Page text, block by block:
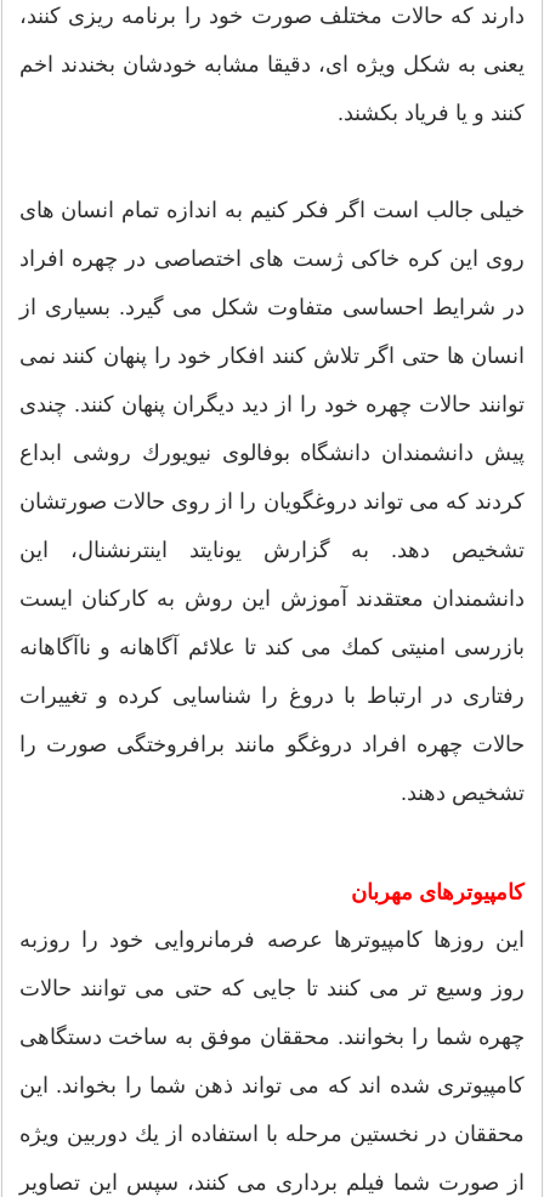
دارند كه حالات مختلف صورت خود را برنامه ریزی كنند،
یعنی به شكل ویژه ای، دقیقا مشابه خودشان بخندند اخم
كنند و یا فریاد بكشند.
خیلی جالب است اگر فكر كنیم به اندازه تمام انسان های
روی این كره خاكی ژست های اختصاصی در چهره افراد
در شرایط احساسی متفاوت شكل می گیرد. بسیاری از
انسان ها حتی اگر تلاش كنند افكار خود را پنهان كنند نمی
توانند حالات چهره خود را از دید دیگران پنهان كنند. چندی
پیش دانشمندان دانشگاه بوفالوی نیویورك روشی ابداع
كردند كه می تواند دروغگویان را از روی حالات صورتشان
تشخیص دهد. به گزارش یونایتد اینترنشنال، این
دانشمندان معتقدند آموزش این روش به كاركنان ایست
بازرسی امنیتی كمك می كند تا علائم آگاهانه و ناآگاهانه
رفتاری در ارتباط با دروغ را شناسایی كرده و تغییرات
حالات چهره افراد دروغگو مانند برافروختگی صورت را
تشخیص دهند.
كامپیوترهای مهربان
این روزها كامپیوترها عرصه فرمانروایی خود را روزبه
روز وسیع تر می كنند تا جایی كه حتی می توانند حالات
چهره شما را بخوانند. محققان موفق به ساخت دستگاهی
كامپیوتری شده اند كه می تواند ذهن شما را بخواند. این
محققان در نخستین مرحله با استفاده از یك دوربین ویژه
از صورت شما فیلم برداری می كنند، سپس این تصاویر